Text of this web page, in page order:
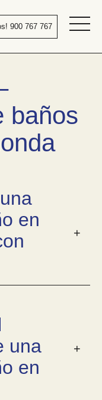
900 767 767
baños
en
una
en